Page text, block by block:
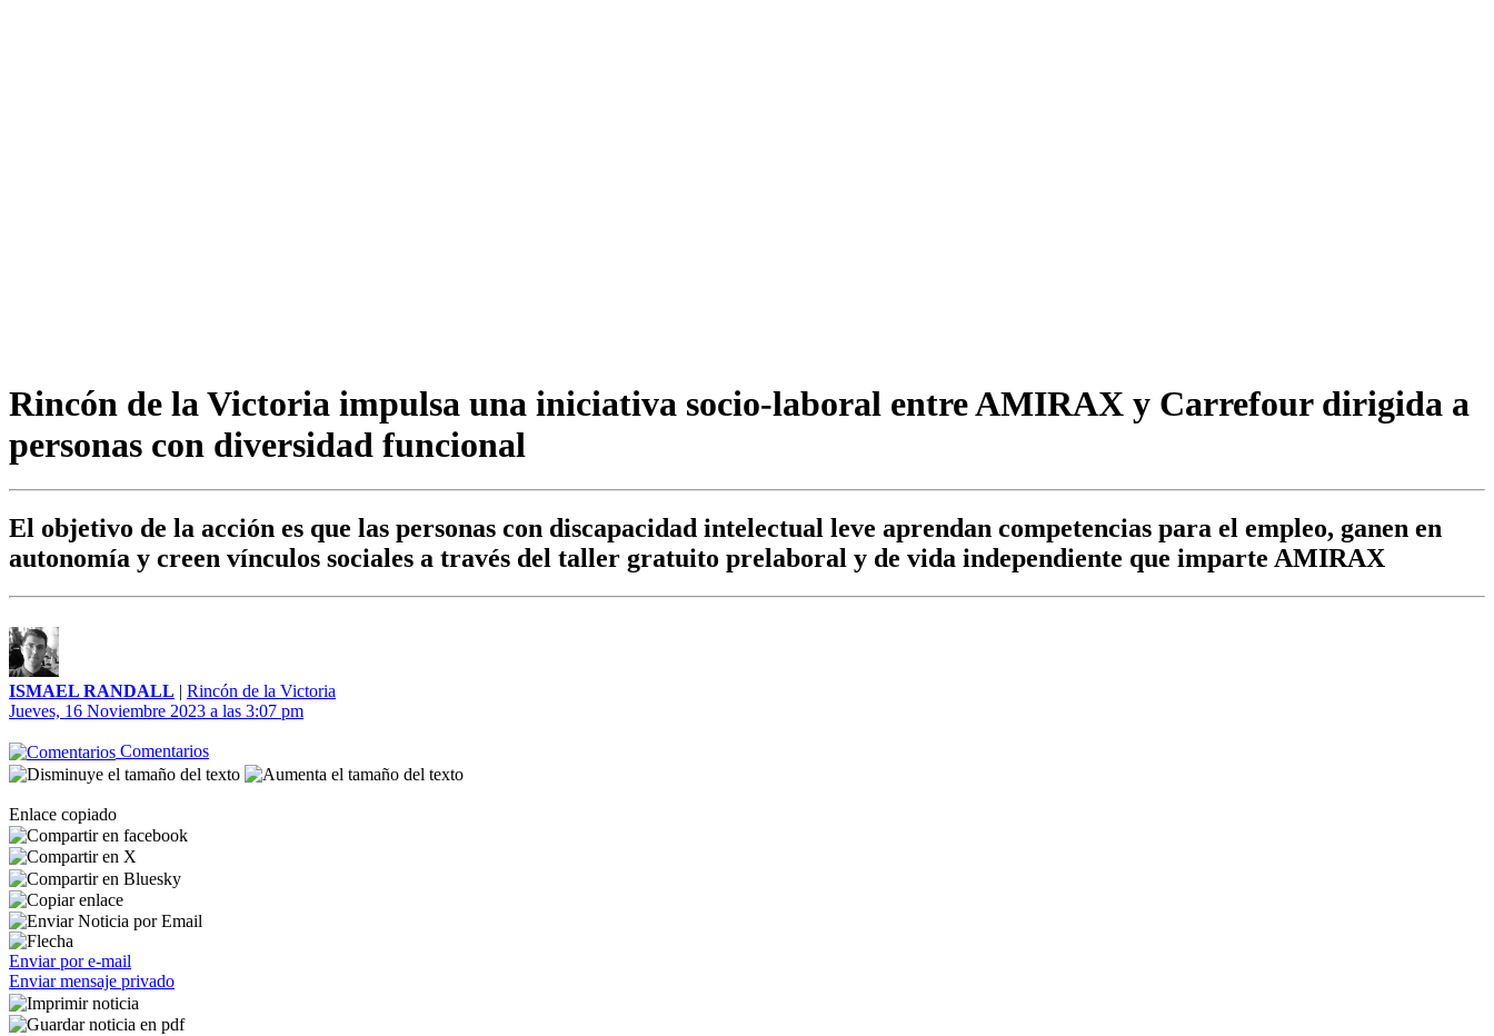
Rincón de la Victoria impulsa una iniciativa socio-laboral entre AMIRAX y Carrefour dirigida a
personas con diversidad funcional
El objetivo de la acción es que las personas con discapacidad intelectual leve aprendan competencias para el empleo, ganen en
autonomía y creen vínculos sociales a través del taller gratuito prelaboral y de vida independiente que imparte AMIRAX
ISMAEL RANDALL | Rincón de la Victoria
Jueves, 16 Noviembre 2023 a las 3:07 pm
Comentarios
Enlace copiado
Enviar por e-mail
Enviar mensaje privado